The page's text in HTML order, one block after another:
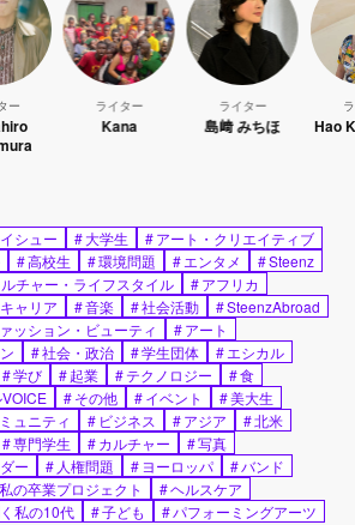
島﨑 みちほ Hao
シュー #大学生 #アート・クリエイティブ
#高校生 #環境問題 #エンタメ #Steenz
チャー・ライフスタイル #アフリカ
ャリア #音楽 #社会活動 #SteenzAbroad
ッション・ビューティ #アート
#社会・政治 #学生団体 #エシカル
#学び #起業 #テクノロジー #食
#その他 #イベント #美大生
ュニティ # ビジネス #アジア #北米
#専門学生 #カルチャー #写真
ー # 人権問題 #ヨーロッパ #バンド
私の卒業プロジェクト #ヘルスケア
私の10代 #子ども #パフォーミングアーツ